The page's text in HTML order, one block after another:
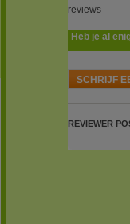
reviews
Heb je al
SCHRIJF
REVIEWER